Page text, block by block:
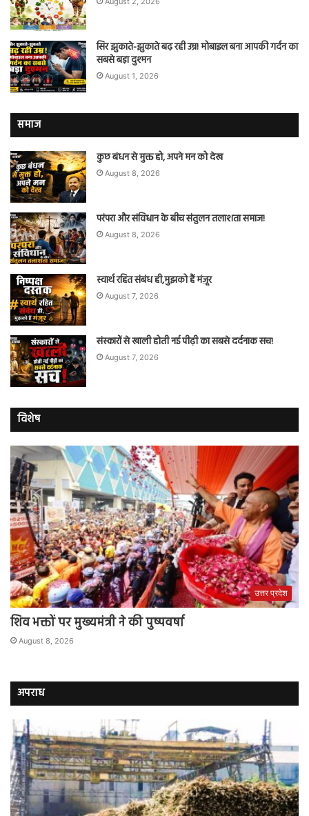
सिर झुकाते-झुकाते बढ़ रही उम्र! मोबाइल बना आपकी गर्दन का
सबसे बड़ा दुश्मन
August 1, 2026
समाज
कुछ बंधन से मुक्त हो, अपने मन को देख
August 8, 2026
परंपरा और संविधान के बीच संतुलन तलाशता समाज!
August 8, 2026
स्वार्थ रहित संबंध ही,मुझको हैं मंज़ूर
August 7, 2026
संस्कारों से खाली होती नई पीढ़ी का सबसे दर्दनाक सच!
August 7, 2026
विशेष
उत्तर प्रदेश
शिव भक्तों पर मुख्यमंत्री ने की पुष्पवर्षा
August 8, 2026
अपराध